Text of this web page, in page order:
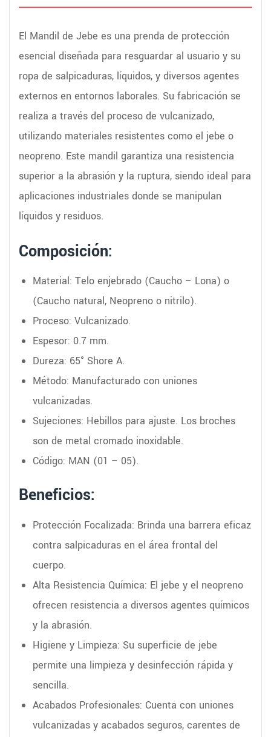
El Mandil de Jebe es una prenda de protección
esencial diseñada para resguardar al usuario y su
ropa de salpicaduras, líquidos, y diversos agentes
externos en entornos laborales. Su fabricación se
realiza a través del proceso de vulcanizado,
utilizando materiales resistentes como el jebe o
neopreno. Este mandil garantiza una resistencia
superior a la abrasión y la ruptura, siendo ideal para
aplicaciones industriales donde se manipulan
líquidos y residuos.
Composición:
Material: Telo enjebrado (Caucho – Lona) o
(Caucho natural, Neopreno o nitrilo).
Proceso: Vulcanizado.
Espesor: 0.7 mm.
Dureza: 65° Shore A.
Método: Manufacturado con uniones
vulcanizadas.
Sujeciones: Hebillos para ajuste. Los broches
son de metal cromado inoxidable.
Código: MAN (01 – 05).
Beneficios:
Protección Focalizada: Brinda una barrera eficaz
contra salpicaduras en el área frontal del
cuerpo.
Alta Resistencia Química: El jebe y el neopreno
ofrecen resistencia a diversos agentes químicos
y la abrasión.
Higiene y Limpieza: Su superficie de jebe
permite una limpieza y desinfección rápida y
sencilla.
Acabados Profesionales: Cuenta con uniones
vulcanizadas y acabados seguros, carentes de